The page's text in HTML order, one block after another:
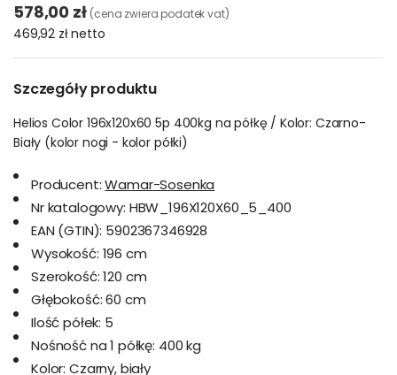
578,00 zł (cena zwiera podatek vat)
469,92 złnetto
Szczegóły produktu
Helios Color 196x120x60 5p 400kg na półkę / Kolor: Czarno-
Biały (kolor nogi - kolor półki)
Producent: Wamar-Sosenka
Nr katalogowy: HBW_196X120X60_5_400
EAN (GTIN): 5902367346928
Wysokość: 196 cm
Szerokość: 120 cm
Głębokość: 60 cm
Ilość półek: 5
Nośność na 1 półkę: 400 kg
Kolor: Czarny, biały